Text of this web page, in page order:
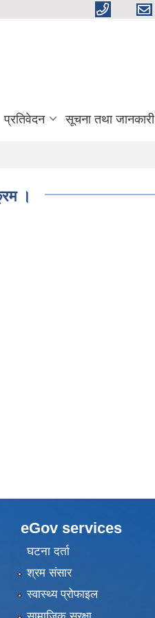
प्रतिवेदन सूचना तथा जानकारी
।
eGov services
घटना दर्ता
श्रम संसार
स्वास्थ्य प्रोफाइल